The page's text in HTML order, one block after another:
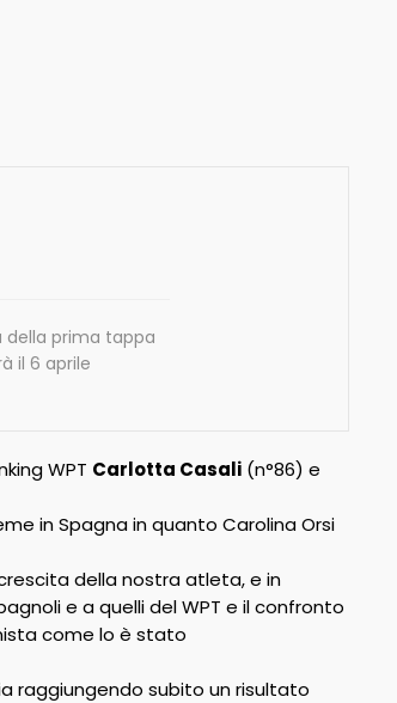
della prima tappa
il 6 aprile
WPT Carlotta Casali(n°86) e
in Spagna in quanto Carolina Orsi
della nostra atleta, e in
e a quelli del WPT e il confronto
come lo è stato
raggiungendo subito un risultato